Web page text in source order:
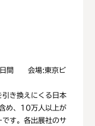
日間 会場:東京ビ
引き換えにくる日本
め、10万人以上が
す。各出展社のサ